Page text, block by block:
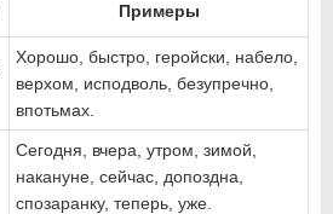
Примеры
Хорошо, быстро, геройски, набело,
верхом, исподволь, безупречно,
впотьмах.
Сегодня, вчера, утром, зимой,
накануне, сейчас, допоздна,
спозаранку, теперь, уже.